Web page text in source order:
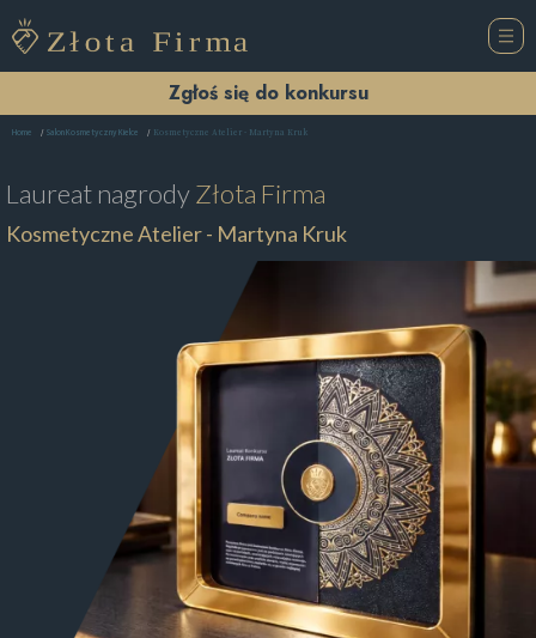
Zgłoś się do konkursu
Home Salon Kosmetyczny Kielce Kosmetyczne Atelier - Martyna Kruk
Laureat nagrodyZłota Firma
Kosmetyczne Atelier - Martyna Kruk